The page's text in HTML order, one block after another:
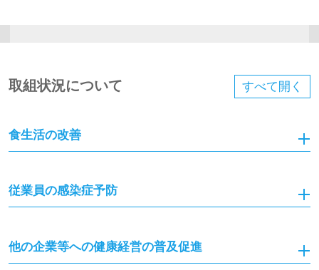
すべて 開く
取組状況について
食生活の改善
従業員の感染症予防
他の企業等への健康経営の普及促進